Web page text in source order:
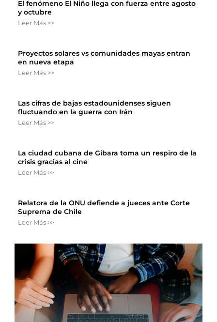
El fenómeno El Niño llega con fuerza entre agosto
y octubre
Leer Más >>
Proyectos solares vs comunidades mayas entran
en nueva etapa
Leer Más >>
Las cifras de bajas estadounidenses siguen
fluctuando en la guerra con Irán
Leer Más >>
La ciudad cubana de Gibara toma un respiro de la
crisis gracias al cine
Leer Más >>
Relatora de la ONU defiende a jueces ante Corte
Suprema de Chile
Leer Más >>